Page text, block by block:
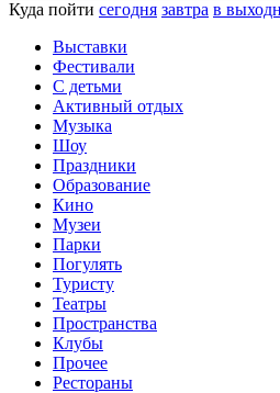
Куда пойти сегодня завтра в
Выставки
Фестивали
С детьми
Активный отдых
Музыка
Шоу
Праздники
Образование
Кино
Музеи
Парки
Погулять
Туристу
Театры
Пространства
Клубы
Прочее
Рестораны